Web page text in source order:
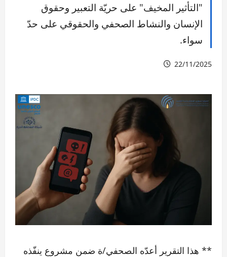
"التأثير المخيف" على حريّة التعبير وحقوق
الإنسان والنشاط الصحفي والحقوقي على حدّ
سواء.
22/11/2025
** هذا التقرير أعدّه الصحفي/ة ضمن مشروع ينفّذه